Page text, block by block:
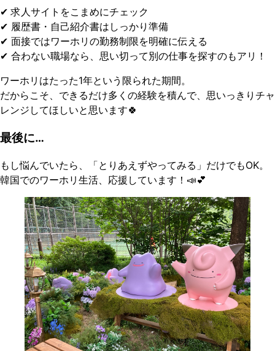
✔ 求人サイトをこまめにチェック
✔ 履歴書・自己紹介書はしっかり準備
✔ 面接ではワーホリの勤務制限を明確に伝える
✔ 合わない職場なら、思い切って別の仕事を探すのもアリ！
ワーホリはたった1年という限られた期間。
だからこそ、できるだけ多くの経験を積んで、思いっきりチャ
レンジしてほしいと思います🍀
最後に…
もし悩んでいたら、「とりあえずやってみる」だけでもOK。
韓国でのワーホリ生活、応援しています！📣💕